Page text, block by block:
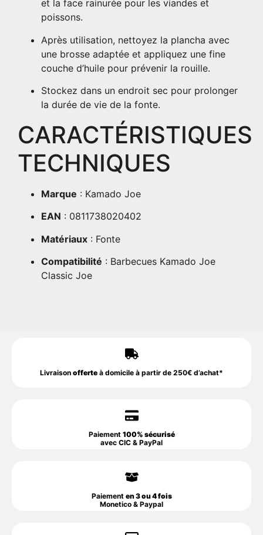
et la face rainurée pour les viandes et
poissons.
Après utilisation, nettoyez la plancha avec
une brosse adaptée et appliquez une fine
couche d’huile pour prévenir la rouille.
Stockez dans un endroit sec pour prolonger
la durée de vie de la fonte.
CARACTÉRISTIQUES
TECHNIQUES
Marque : Kamado Joe
EAN : 0811738020402
Matériaux : Fonte
Compatibilité : Barbecues Kamado Joe
Classic Joe
Livraison offerte à domicile à partir de 250€ d’achat*
Paiement 100% sécurisé
avec CIC & PayPal
Paiement en 3 ou 4 fois
Monetico & Paypal